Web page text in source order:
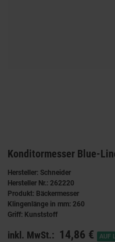
Konditormesser Blue-
Hersteller: Schneider
Hersteller Nr.: 262220
Produkt: Bäckermesser
Klingenlänge in mm: 260
Griff: Kunststoff
inkl. MwSt.: 14,86 € AUF